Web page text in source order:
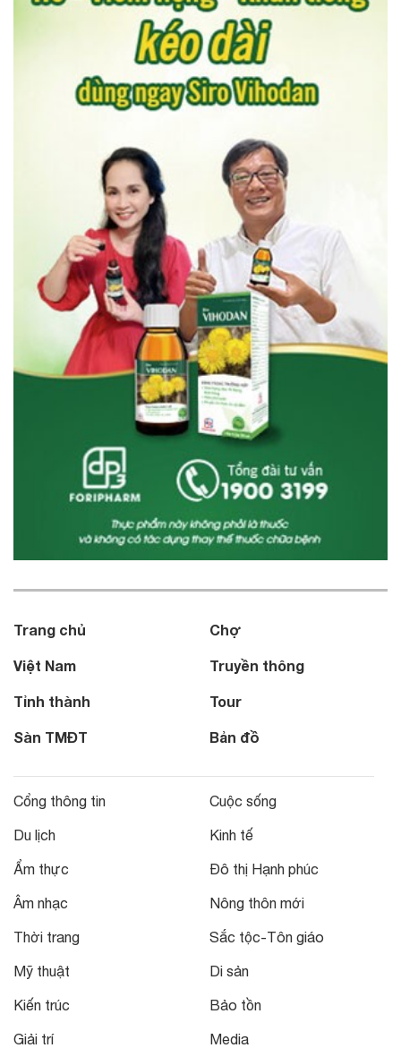
Trang chủ
Việt Nam
Tỉnh thành
Sàn TMĐT
Chợ
Truyền thông
Tour
Bản đồ
Cổng thông tin
Du lịch
Ẩm thực
Âm nhạc
Thời trang
Mỹ thuật
Kiến trúc
Giải trí
Cuộc sống
Kinh tế
Đô thị Hạnh phúc
Nông thôn mới
Sắc tộc-Tôn giáo
Di sản
Bảo tồn
Media